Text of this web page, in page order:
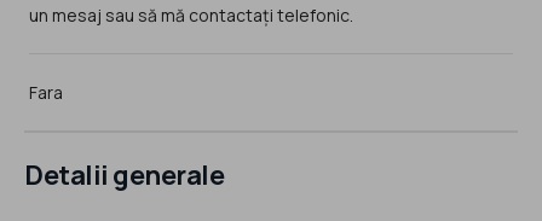
un mesaj sau să mă contactați telefonic.
Fara
Detalii generale